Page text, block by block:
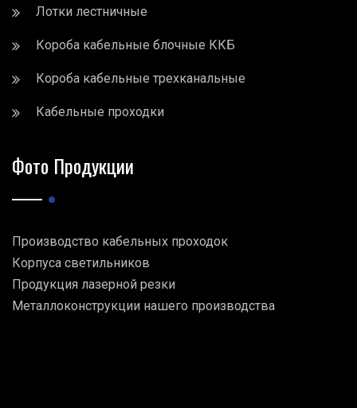
Лотки лестничные
Короба кабельные блочные ККБ
Короба кабельные трехканальные
Кабельные проходки
Фото Продукции
Производство кабельных проходок
Корпуса светильников
Продукция лазерной резки
Металлоконструкции нашего производства